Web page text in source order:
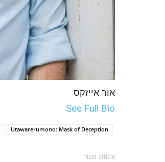
אור אייזקס
See Full Bio
Utawarerumono: Mask of Deception
Next article